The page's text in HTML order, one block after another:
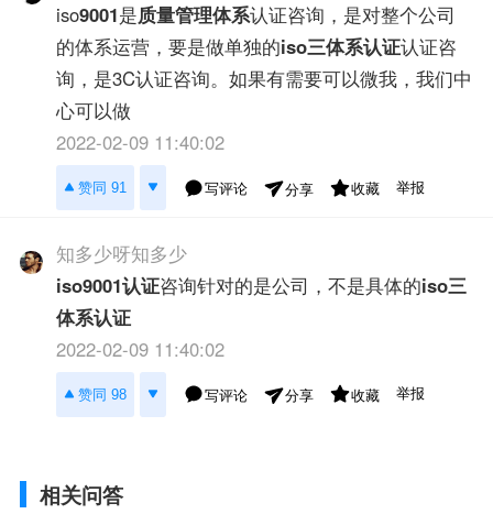
iso9001是质量管理体系认证咨询，是对整个公司
的体系运营，要是做单独的iso三体系认证认证咨
询，是3C认证咨询。如果有需要可以微我，我们中
心可以做
2022-02-09 11:40:02
赞同 91 写评论 分享 收藏 举报
知多少呀知多少
iso9001认证咨询针对的是公司，不是具体的iso三
体系认证
2022-02-09 11:40:02
赞同 98 写评论 分享 收藏 举报
相关问答